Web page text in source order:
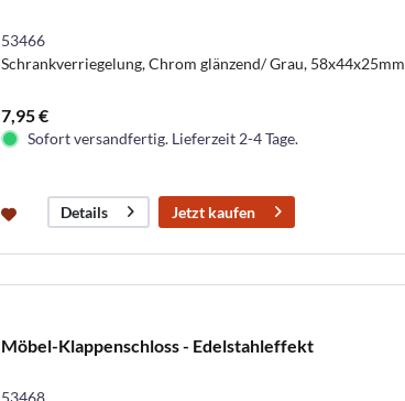
53466
Schrankverriegelung, Chrom glänzend/ Grau, 58x44x25mm
7,95 €
Sofort versandfertig. Lieferzeit 2-4 Tage.
Details Jetzt kaufen
Möbel-Klappenschloss - Edelstahleffekt
53468